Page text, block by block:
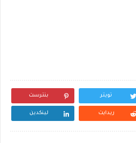
تويتر بنترست
ريدايت لينكدين